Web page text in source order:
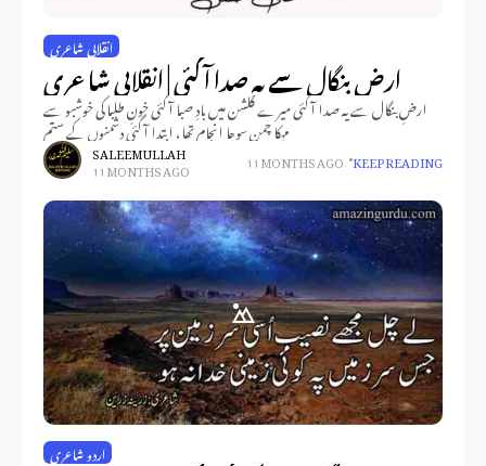
انقلابی شاعری
ارضِ بنگال سے یہ صدا آ گئی | انقلابی شاعری
ارضِ بنگال سے یہ صدا آ گئی میرے گلشن میں بادِ صبا آ گئی خونِ طلبا کی خوشبو سے
مہکا چمن سوچا انجام تھا، ابتدا آ گئی دشمنوں کے ستم
SALEEM ULLAH
11 MONTHS AGO 11 MONTHS AGO KEEP READING
اردو شاعری